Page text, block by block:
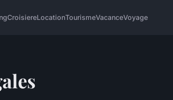
CroisiereLocationTourismeVacanceVoyage